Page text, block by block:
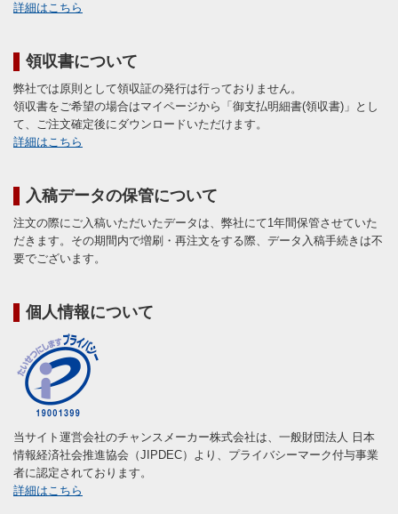
詳細はこちら
領収書について
弊社では原則として領収証の発行は行っておりません。
領収書をご希望の場合はマイページから「御支払明細書(領収書)」とし
て、ご注文確定後にダウンロードいただけます。
詳細はこちら
入稿データの保管について
注文の際にご入稿いただいたデータは、弊社にて1年間保管させていた
だきます。その期間内で増刷・再注文をする際、データ入稿手続きは不
要でございます。
個人情報について
当サイト運営会社のチャンスメーカー株式会社は、一般財団法人 日本
情報経済社会推進協会（JIPDEC）より、プライバシーマーク付与事業
者に認定されております。
詳細はこちら